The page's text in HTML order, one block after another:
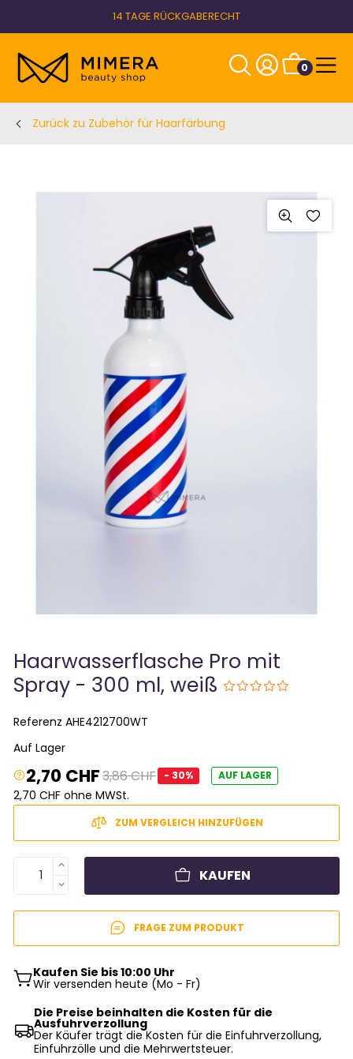
14 TAGE RÜCKGABERECHT
0
Zurück zu Zubehör für Haarfärbung
Haarwasserflasche Pro mit
Spray - 300 ml, weiß
ReferenzAHE4212700WT
Auf Lager
2,70 CHF3,86 CHF - 30% AUF LAGER
2,70 CHF ohne MWSt.
ZUM VERGLEICH HINZUFÜGEN
KAUFEN
FRAGE ZUM PRODUKT
Kaufen Sie bis 10:00 Uhr
Wir versenden heute (Mo - Fr)
Die Preise beinhalten die Kosten für die
Ausfuhrverzollung
Der Käufer trägt die Kosten für die Einfuhrverzollung,
Einfuhrzölle und die Mehrwertsteuer.